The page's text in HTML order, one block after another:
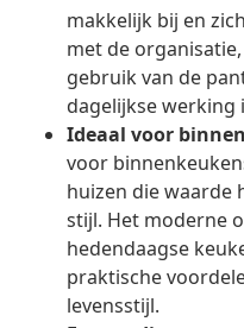
makkelijk bij en
met de
gebruik van de
dagelijkse werking
Ideaal voor
voor
huizen die waarde
stijl. Het moderne
hedendaagse
praktische
levensstijl.